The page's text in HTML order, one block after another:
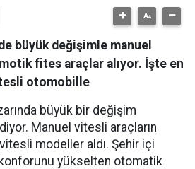
büyük değişimle manuel
fites araçlar alıyor. İşte en
otomobille
büyük bir değişim
Manuel vitesli araçların
modeller aldı. Şehir içi
yükselten otomatik